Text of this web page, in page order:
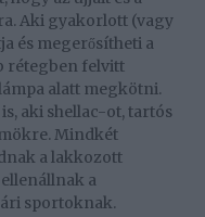
Aki gyakorlott (vagy
és megerősítheti a
rétegben felvitt
alatt megkötni.
aki shellac-ot, tartós
Mindkét
a lakkozott
a
sportoknak.